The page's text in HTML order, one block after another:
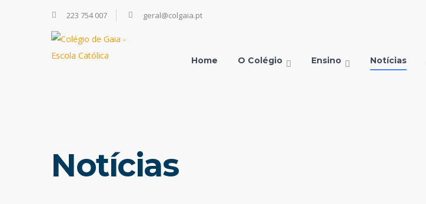
223 754 007 geral@colgaia.pt
Home O Colégio Ensino Notícias
Notícias